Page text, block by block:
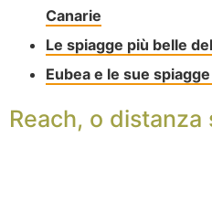
Canarie
Le spiagge più belle
Eubea e le sue
Reach, o